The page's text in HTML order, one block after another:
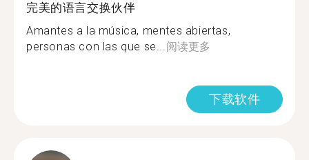
完美的语言交换伙伴
Amantes a la música, mentes abiertas,
personas con las que se...阅读更多
下载软件